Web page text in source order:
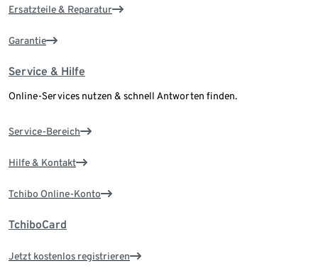
Ersatzteile & Reparatur
Garantie
Service & Hilfe
Online-Services nutzen & schnell Antworten finden.
Service-Bereich
Hilfe & Kontakt
Tchibo Online-Konto
TchiboCard
Jetzt kostenlos registrieren